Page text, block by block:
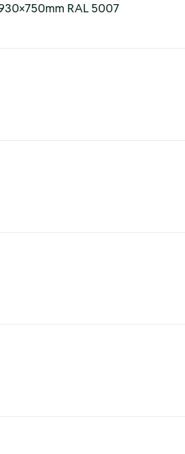
RAL 5007